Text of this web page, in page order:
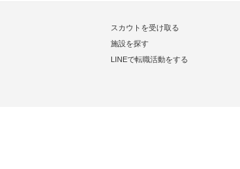
スカウトを受け取る
施設を探す
LINEで転職活動をする